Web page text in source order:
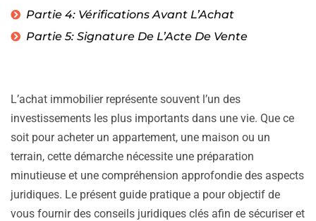
Partie 4: Vérifications Avant L’Achat
Partie 5: Signature De L’Acte De Vente
L’achat immobilier représente souvent l’un des
investissements les plus importants dans une vie. Que ce
soit pour acheter un appartement, une maison ou un
terrain, cette démarche nécessite une préparation
minutieuse et une compréhension approfondie des aspects
juridiques. Le présent guide pratique a pour objectif de
vous fournir des conseils juridiques clés afin de sécuriser et